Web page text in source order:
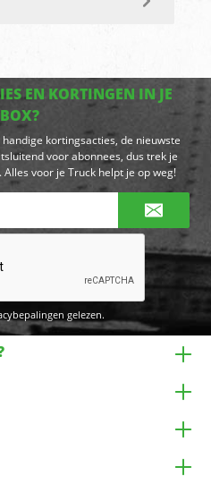
EN KORTINGEN IN JE
kortingsacties, de nieuwste
voor abonnees, dus trek je
voor je Truck helpt je op weg!
gelezen.